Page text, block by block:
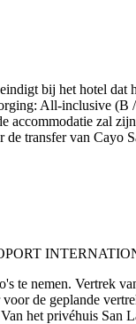
bij het hotel dat
All-inclusive (B
accommodatie zal
transfer van Cayo
te nemen. Vertrek
de geplande
het privéhuis San